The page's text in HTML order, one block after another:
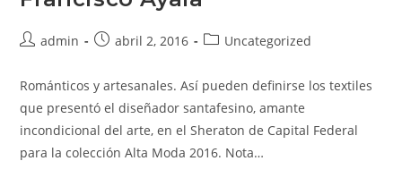
admin abril 2, 2016 Uncategorized
Románticos y artesanales. Así pueden definirse los textiles
que presentó el diseñador santafesino, amante
incondicional del arte, en el Sheraton de Capital Federal
para la colección Alta Moda 2016. Nota…